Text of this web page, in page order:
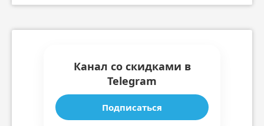
Канал со скидками в
Telegram
Подписаться